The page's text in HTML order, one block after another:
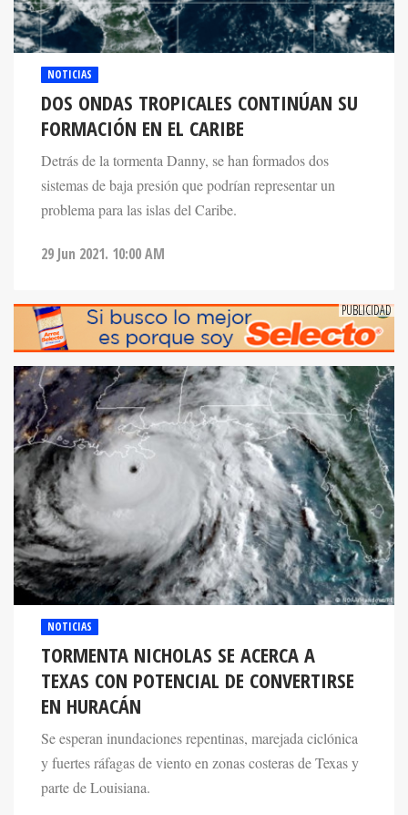
NOTICIAS
DOS ONDAS TROPICALES CONTINÚAN SU
FORMACIÓN EN EL CARIBE
Detrás de la tormenta Danny, se han formados dos
sistemas de baja presión que podrían representar un
problema para las islas del Caribe.
29 Jun 2021. 10:00 AM
NOTICIAS
TORMENTA NICHOLAS SE ACERCA A
TEXAS CON POTENCIAL DE CONVERTIRSE
EN HURACÁN
Se esperan inundaciones repentinas, marejada ciclónica
y fuertes ráfagas de viento en zonas costeras de Texas y
parte de Louisiana.